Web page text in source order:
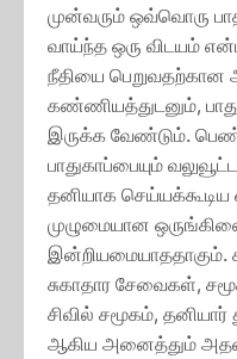
முன்வரும் ஒவ்வொரு
வாய்ந்த ஒரு விடயம்
நீதியை பெறுவதற்கான
கண்ணியத்துடனும்,
இருக்க வேண்டும்.
பாதுகாப்பையும்
தனியாக
முழுமையான
இன்றியமையாததாகும்.
சுகாதார சேவைகள்,
சிவில் சமூகம்,
ஆகிய அனைத்தும்